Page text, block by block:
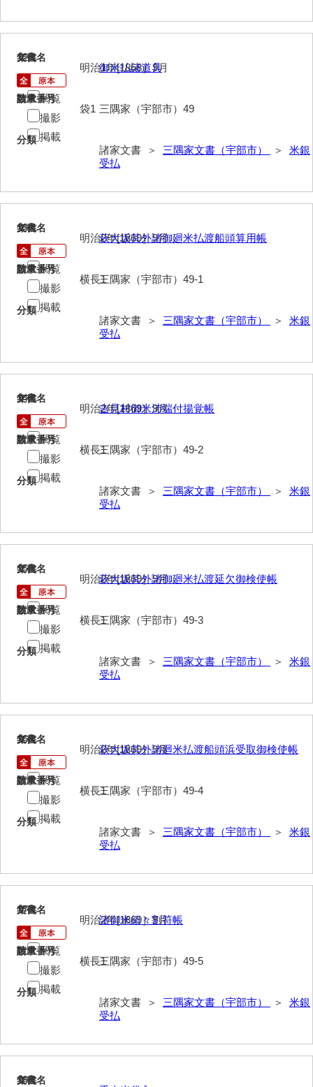
片山家文書（阿東町）
片山家文書（美和町）
月輪寺文書
勝間田家文書
桂家文書（下関市長府）
門井家文書
金子家文書
上村家文書
嘉村家文書
河北家文書
河崎家文書（旧神代村）
河田家文書
河野英男収集資料
岸浩文庫
木津屋家文書
木梨家文書
木部家文書
木村家文書（山口市）
木村一人文書
12
文書名
御米払諸道具
請求番号
三隅家（宇部市）49
分類
諸家文書 ＞ 三隅家文書（宇部市） ＞ 米銀
受払
年代
明治1年[1868］9月
数量
袋1
閲覧
撮影
掲載
13
文書名
萩大坂其外諸御廻米払渡船頭算用帳
請求番号
三隅家（宇部市）49-1
分類
諸家文書 ＞ 三隅家文書（宇部市） ＞ 米銀
受払
年代
明治2年[1869］9月
数量
横長1
閲覧
撮影
掲載
14
文書名
吉見村御米沛端付揚覚帳
請求番号
三隅家（宇部市）49-2
分類
諸家文書 ＞ 三隅家文書（宇部市） ＞ 米銀
受払
年代
明治2年[1869］9月
数量
横長1
閲覧
撮影
掲載
15
文書名
萩大坂其外諸御廻米払渡延欠御検使帳
請求番号
三隅家（宇部市）49-3
分類
諸家文書 ＞ 三隅家文書（宇部市） ＞ 米銀
受払
年代
明治2年[1869］9月
数量
横長1
閲覧
撮影
掲載
16
文書名
萩大坂其外諸廻米払渡船頭浜受取御検使帳
請求番号
三隅家（宇部市）49-4
分類
諸家文書 ＞ 三隅家文書（宇部市） ＞ 米銀
受払
年代
明治2年[1869］9月
数量
横長1
閲覧
撮影
掲載
17
文書名
諸御米組々割符帳
請求番号
三隅家（宇部市）49-5
分類
諸家文書 ＞ 三隅家文書（宇部市） ＞ 米銀
受払
年代
明治2年[1869］9月
数量
横長1
閲覧
撮影
掲載
18
文書名
年代